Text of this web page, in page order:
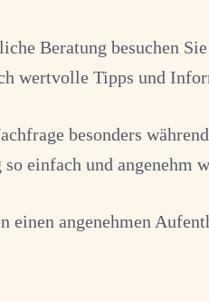
Beratung besuchen
wertvolle Tipps und
besonders
einfach und angenehm
angenehmen